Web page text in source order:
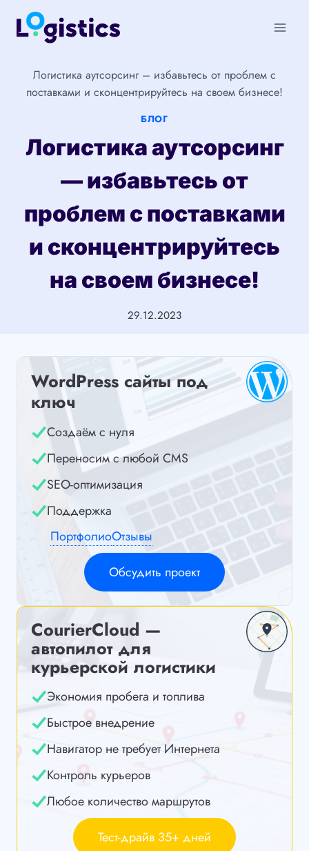
Перейти
Логистика аутсорсинг – избавьтесь от проблем с
поставками и сконцентрируйтесь на своем бизнесе!
БЛОГ
Логистика аутсорсинг
— избавьтесь от
проблем с поставками
и сконцентрируйтесь
на своем бизнесе!
29.12.2023
WordPress сайты под
ключ
Создаём с нуля
Переносим с любой CMS
SEO-оптимизация
Поддержка
ПортфолиоОтзывы
Обсудить проект
CourierCloud —
автопилот для
курьерской логистики
Экономия пробега и топлива
Быстрое внедрение
Навигатор не требует Интернета
Контроль курьеров
Любое количество маршрутов
Тест-драйв 35+ дней